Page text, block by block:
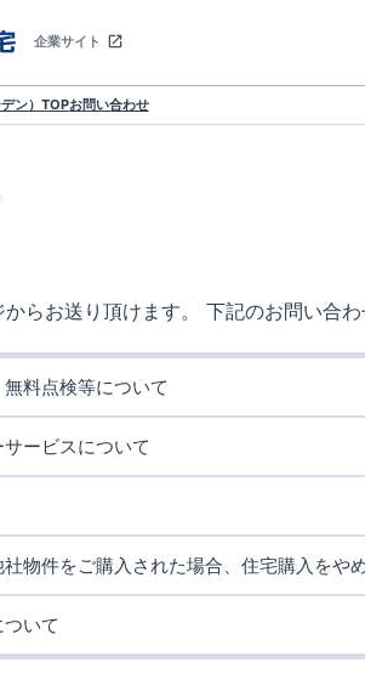
企業サイト
ン）TOPお問い合わせ
らお送り頂けます。 下記のお問い合
料点検等について
お問い合わせフォーム
よりご連絡を
ービスについて
よりご連絡をお願いいたします。
につきましては
をお願いいたします。
物件をご購入された場合、住宅購入をや
願いいたします。
いて
、各担当部署へご連絡をお願いいたしま